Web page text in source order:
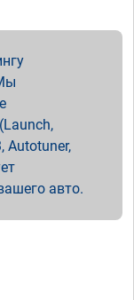
Autotuner,
авто.